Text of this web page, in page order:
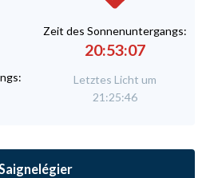
Zeit des Sonnenuntergangs:
20:53:07
Letztes Licht um
21:25:46